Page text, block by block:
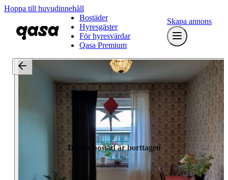
Hoppa till huvudinnehåll
Bostäder
Hyresgäster
För hyresvärdar
Qasa Premium
Skapa annons
Denna bostad är borttagen